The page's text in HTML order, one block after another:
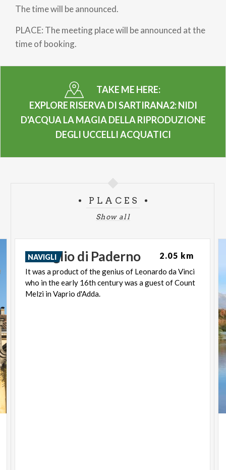
The time will be announced.
PLACE: The meeting place will be announced at the
time of booking.
TAKE ME HERE:
EXPLORE RISERVA DI SARTIRANA2: NIDI
D'ACQUA LA MAGIA DELLA RIPRODUZIONE
DEGLI UCCELLI ACQUATICI
PLACES
Show all
Navigliodi Paderno
It was a product of the genius of Leonardo da Vinci
who in the early 16th century was a guest of Count
Melzi in Vaprio d'Adda.
NAVIGLI 2.05 km